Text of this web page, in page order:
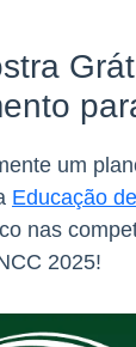
um
Educação
nas
2025!